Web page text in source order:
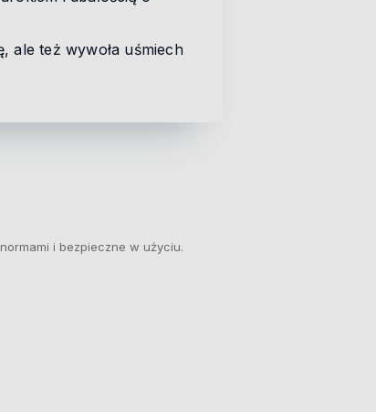
ale też wywoła uśmiech
i bezpieczne w użyciu.